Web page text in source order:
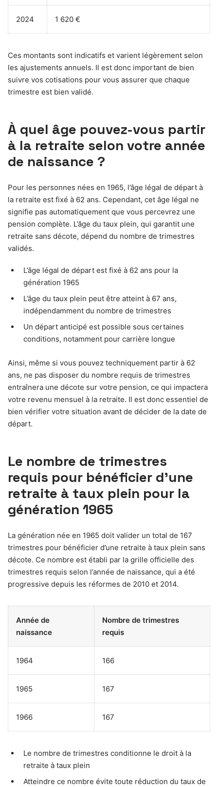
2024 1 620 €
Ces montants sont indicatifs et varient légèrement selon
les ajustements annuels. Il est donc important de bien
suivre vos cotisations pour vous assurer que chaque
trimestre est bien validé.
À quel âge pouvez-vous partir
à la retraite selon votre année
de naissance ?
Pour les personnes nées en 1965, l’âge légal de départ à
la retraite est fixé à 62 ans. Cependant, cet âge légal ne
signifie pas automatiquement que vous percevrez une
pension complète. L’âge du taux plein, qui garantit une
retraite sans décote, dépend du nombre de trimestres
validés.
L’âge légal de départ est fixé à 62 ans pour la
génération 1965
L’âge du taux plein peut être atteint à 67 ans,
indépendamment du nombre de trimestres
Un départ anticipé est possible sous certaines
conditions, notamment pour carrière longue
Ainsi, même si vous pouvez techniquement partir à 62
ans, ne pas disposer du nombre requis de trimestres
entraînera une décote sur votre pension, ce qui impactera
votre revenu mensuel à la retraite. Il est donc essentiel de
bien vérifier votre situation avant de décider de la date de
départ.
Le nombre de trimestres
requis pour bénéficier d’une
retraite à taux plein pour la
génération 1965
La génération née en 1965 doit valider un total de 167
trimestres pour bénéficier d’une retraite à taux plein sans
décote. Ce nombre est établi par la grille officielle des
trimestres requis selon l’année de naissance, qui a été
progressive depuis les réformes de 2010 et 2014.
Année de
naissance
Nombre de trimestres
requis
1964 166
1965 167
1966 167
Le nombre de trimestres conditionne le droit à la
retraite à taux plein
Atteindre ce nombre évite toute réduction du taux de